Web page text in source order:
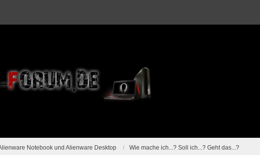
Notebook und Alienware Desktop Wie mache ich...? Soll ich...? Geht das...?